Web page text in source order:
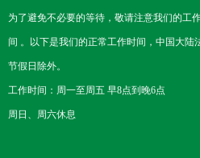
为了避免不必要的等待，敬请注意我们的工
间 。以下是我们的正常工作时间，中国大陆
节假日除外。
工作时间：周一至周五 早8点到晚6点
周日、周六休息